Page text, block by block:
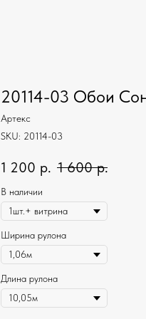
20114-03 Обои
Артекс
SKU: 20114-03
1 200 р. 1 600 р.
В наличии
Ширина рулона
Длина рулона